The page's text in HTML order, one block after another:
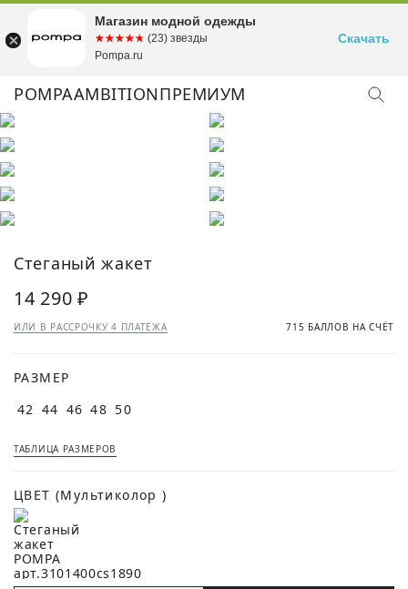
POMPAAMBITIONПРЕМИУМ
КУПИТЬ ОБРАЗ
Стеганый жакет
14 290 ₽
ИЛИ В РАССРОЧКУ 4 ПЛАТЕЖА 715 БАЛЛОВ НА СЧЁТ
РАЗМЕР
42 44 46 48 50
ТАБЛИЦА РАЗМЕРОВ
ЦВЕТ (Мультиколор )
Магазин модной одежды
☆☆☆☆☆
★★★★★ (23) звезды
Pompa.ru
Скачать